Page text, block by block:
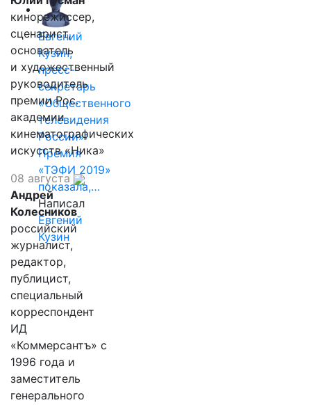
Евгений
Кузин,
пресс-
секретарь
«Общественного
телевидения
России»:
Премия
«ТЭФИ 2019»
показала,…
Написал
Евгений
Кузин
кинорежиссер,
сценарист,
основатель
и художественный
руководитель
премии Рос.
академии
кинематографических
искусств «Ника»
08 августа
Андрей
Колесников
российский
журналист,
редактор,
публицист,
специальный
корреспондент
ИД
«Коммерсантъ» с
1996 года и
заместитель
генерального